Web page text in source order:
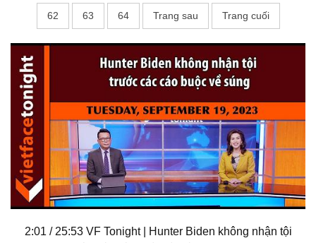
62 63 64 Trang sau Trang cuối
2:01 / 25:53 VF Tonight | Hunter Biden không nhận tội